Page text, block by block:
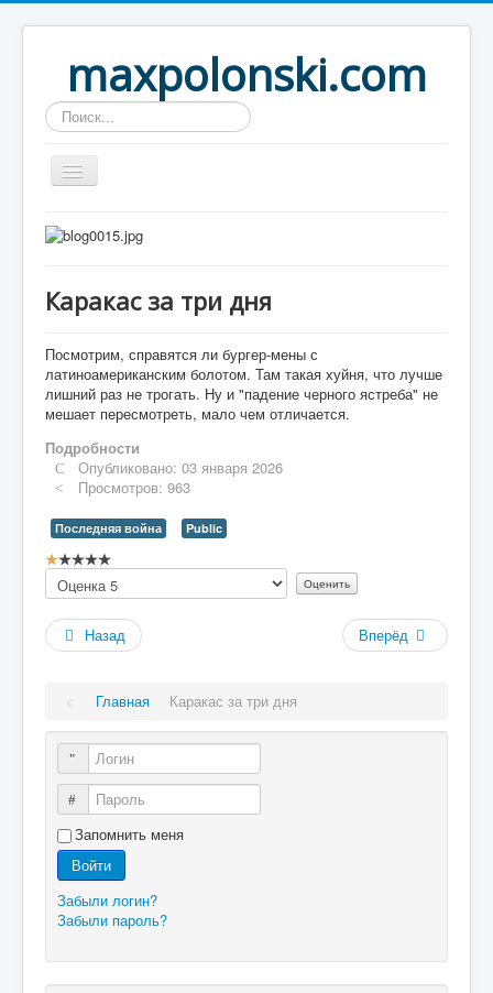
maxpolonski.com
Искать...
Home
Рассказы
Вход
Каракас за три дня
Посмотрим, справятся ли бургер-мены с
латиноамериканским болотом. Там такая хуйня, что лучше
лишний раз не трогать. Ну и "падение черного ястреба" не
мешает пересмотреть, мало чем отличается.
Подробности
Опубликовано: 03 января 2026
Просмотров: 963
Последняя война Public
Рейтинг:
/
Пожалуйста,
оцените
Назад
Вперёд
Главная Каракас за три дня
Логин
Пароль
Запомнить меня
Войти
Забыли логин?
Забыли пароль?